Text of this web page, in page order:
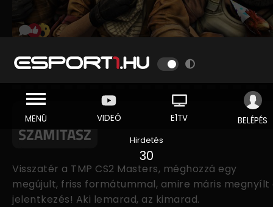
TIPPMIXPRO CS2 MASTERS - NINCS
TÁRS AKI CARRYZZEN, ITT CSAK TE
SZÁMÍTASZ
Visszatér a TMP CS2 Masters, méghozzá egy
megújult, friss formátummal, amire máris megnyílt
jelentkezés! Aki lemarad, az kimarad.
Hirdetés
30